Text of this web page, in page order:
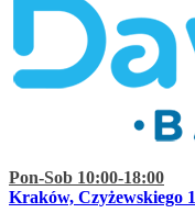
Pon-Sob 10:00-18:00
Kraków, Czyżewskiego 1